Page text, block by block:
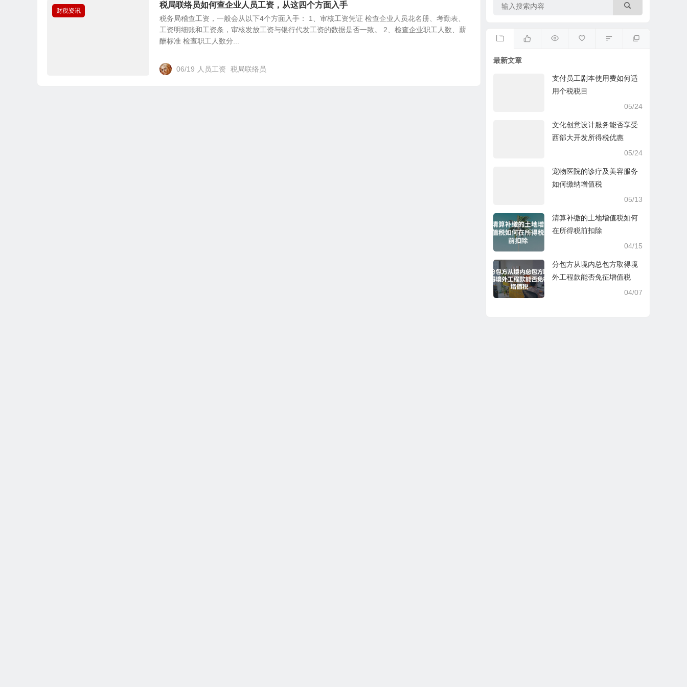
财税资讯
税局联络员如何查企业人员工资，从这四个方面入手
税务局稽查工资，一般会从以下4个方面入手： 1、审核工资凭证 检查企业人员花名册、考勤表、
工资明细账和工资条，审核发放工资与银行代发工资的数据是否一致。 2、检查企业职工人数、薪
酬标准 检查职工人数分...
06/19 人员工资 税局联络员
最新文章
支付员工剧本使用费如何适
用个税税目
05/24
文化创意设计服务能否享受
西部大开发所得税优惠
05/24
宠物医院的诊疗及美容服务
如何缴纳增值税
05/13
清算补缴的土地增值税如何
在所得税前扣除
04/15
分包方从境内总包方取得境
外工程款能否免征增值税
04/07